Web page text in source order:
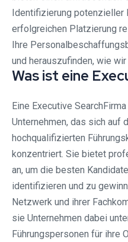
Identifizierung potenzieller
erfolgreichen Platzierung
Ihre
und herauszufinden, wie
Was ist eine
Eine Executive
Unternehmen, das sich auf
hochqualifizierten
konzentriert. Sie bietet
an, um die besten
identifizieren und zu
Netzwerk und ihrer
sie Unternehmen dabei
Führungspersonen für ihre